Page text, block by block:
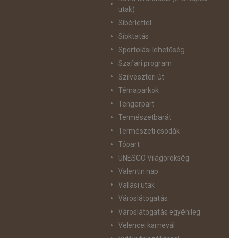
utak)
Síbérlettel
Síoktatás
Sportolási lehetőség
Szafari program
Szilveszteri út
Témaparkok
Tengerpart
Természetbarát
Természeti csodák
Tópart
UNESCO Világörökség
Valentin nap
Vallási utak
Városlátogatás
Városlátogatás egyénileg
Velencei karnevál